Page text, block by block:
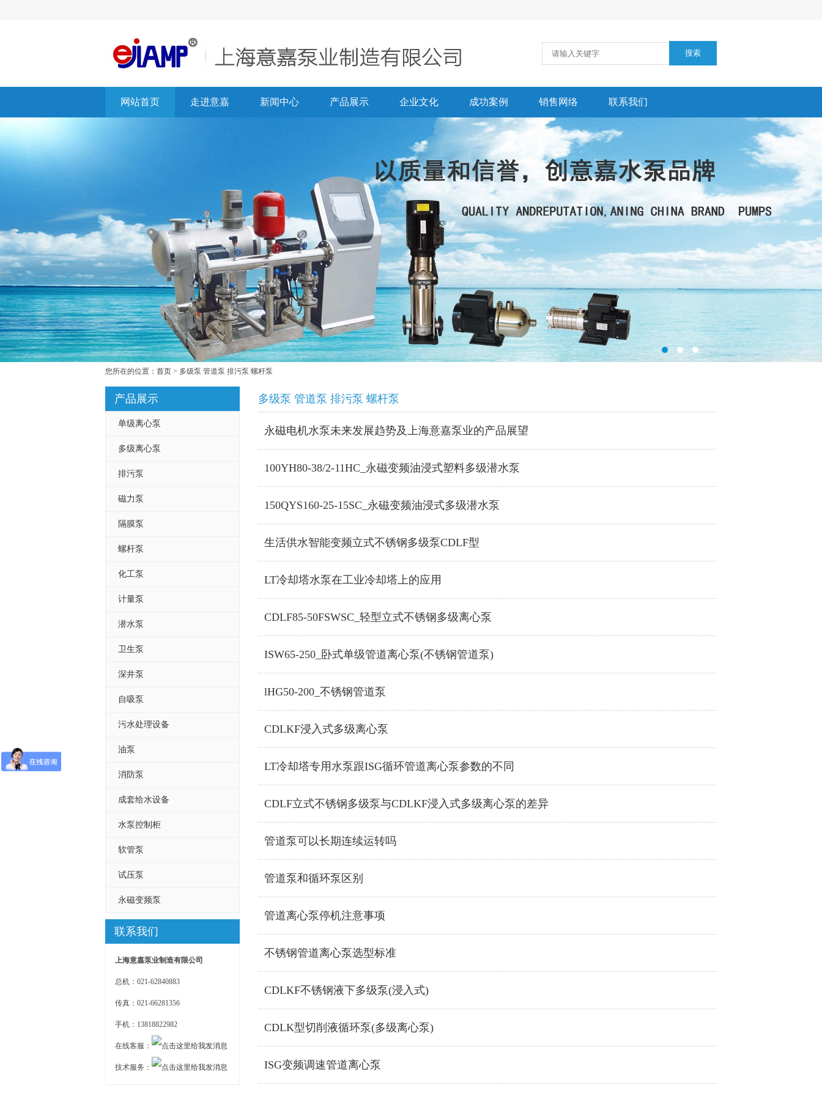
网站首页 走进意嘉 新闻中心 产品展示 企业文化 成功案例 销售网络 联系我们
您所在的位置： 首页 > 多级泵 管道泵 排污泵 螺杆泵
产品展示
单级离心泵
多级离心泵
排污泵
磁力泵
隔膜泵
螺杆泵
化工泵
计量泵
潜水泵
卫生泵
深井泵
自吸泵
污水处理设备
油泵
消防泵
成套给水设备
水泵控制柜
软管泵
试压泵
永磁变频泵
联系我们
上海意嘉泵业制造有限公司
总机：021-62840883
传真：021-66281356
手机：13818822982
在线客服：
技术服务：
多级泵 管道泵 排污泵 螺杆泵
永磁电机水泵未来发展趋势及上海意嘉泵业的产品展望
100YH80-38/2-11HC_永磁变频油浸式塑料多级潜水泵
150QYS160-25-15SC_永磁变频油浸式多级潜水泵
生活供水智能变频立式不锈钢多级泵CDLF型
LT冷却塔水泵在工业冷却塔上的应用
CDLF85-50FSWSC_轻型立式不锈钢多级离心泵
ISW65-250_卧式单级管道离心泵(不锈钢管道泵)
lHG50-200_不锈钢管道泵
CDLKF浸入式多级离心泵
LT冷却塔专用水泵跟ISG循环管道离心泵参数的不同
CDLF立式不锈钢多级泵与CDLKF浸入式多级离心泵的差异
管道泵可以长期连续运转吗
管道泵和循环泵区别
管道离心泵停机注意事项
不锈钢管道离心泵选型标准
CDLKF不锈钢液下多级泵(浸入式)
CDLK型切削液循环泵(多级离心泵)
ISG变频调速管道离心泵